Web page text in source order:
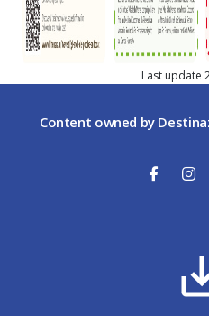
Last update
Content owned by